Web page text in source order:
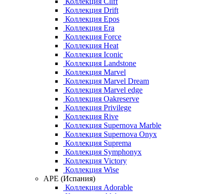
Коллекция Drift
Коллекция Epos
Коллекция Era
Коллекция Force
Коллекция Heat
Коллекция Iconic
Коллекция Landstone
Коллекция Marvel
Коллекция Marvel Dream
Коллекция Marvel edge
Коллекция Oakreserve
Коллекция Privilege
Коллекция Rive
Коллекция Supernova Marble
Коллекция Supernova Onyx
Коллекция Suprema
Коллекция Symphonyx
Коллекция Victory
Коллекция Wise
APE (Испания)
Коллекция Adorable